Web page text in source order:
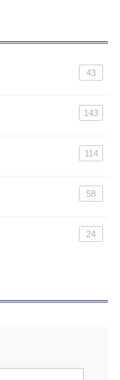
43
143
114
58
24